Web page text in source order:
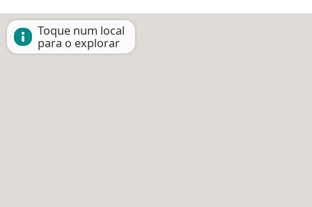
Toque num local
para o explorar